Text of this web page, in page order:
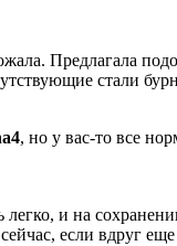
Предлагала
стали
, но у вас-то все
и на
если вдруг